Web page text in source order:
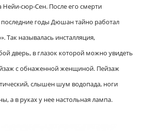
сюр-Сен. После его смерти
последние годы Дюшан тайно работал
Так называлась инсталляция,
дверь, в глазок которой можно увидеть
с обнаженной женщиной. Пейзаж
слышен шум водопада, ноги
а в руках у нее настольная лампа.